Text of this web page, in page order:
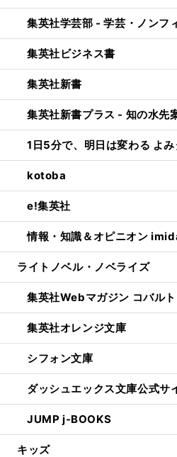
集英社学芸部 - 学芸・ノンフ
集英社ビジネス書
集英社新書
集英社新書プラス - 知の水先
1日5分で、明日は変わる よ
kotoba
e!集英社
情報・知識＆オピニオン
ライトノベル・ノベライズ
集英社Webマガジン コバルト
集英社オレンジ文庫
シフォン文庫
ダッシュエックス文庫公式サ
JUMP j-BOOKS
キッズ